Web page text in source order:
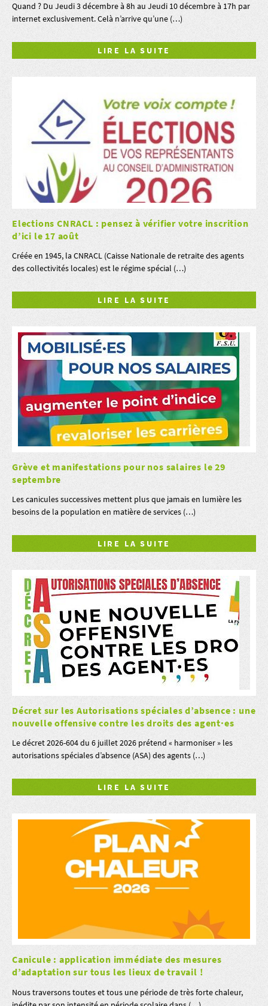
Quand ? Du Jeudi 3 décembre à 8h au Jeudi 10 décembre à 17h par
internet exclusivement. Celà n’arrive qu’une (…)
LIRE LA SUITE
Elections CNRACL : pensez à vérifier votre inscrition
d’ici le 17 août
Créée en 1945, la CNRACL (Caisse Nationale de retraite des agents
des collectivités locales) est le régime spécial (…)
LIRE LA SUITE
Grève et manifestations pour nos salaires le 29
septembre
Les canicules successives mettent plus que jamais en lumière les
besoins de la population en matière de services (…)
LIRE LA SUITE
Décret sur les Autorisations spéciales d’absence : une
nouvelle offensive contre les droits des agent·es
Le décret 2026-604 du 6 juillet 2026 prétend « harmoniser » les
autorisations spéciales d’absence (ASA) des agents (…)
LIRE LA SUITE
Canicule : application immédiate des mesures
d’adaptation sur tous les lieux de travail !
Nous traversons toutes et tous une période de très forte chaleur,